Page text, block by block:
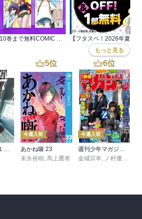
「モン娘」など人気作品が10巻まで無料COMIC リュウWEB8周年夏休みSUPER SALE 2
もっと見る
5位
今週入荷
あかね噺 23
末永裕樹, 馬上鷹将
6位
今週入荷
金城宗幸
ノ村優介